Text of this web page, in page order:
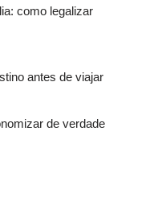
como legalizar
antes de viajar
de verdade